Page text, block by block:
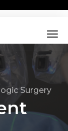
Surgery